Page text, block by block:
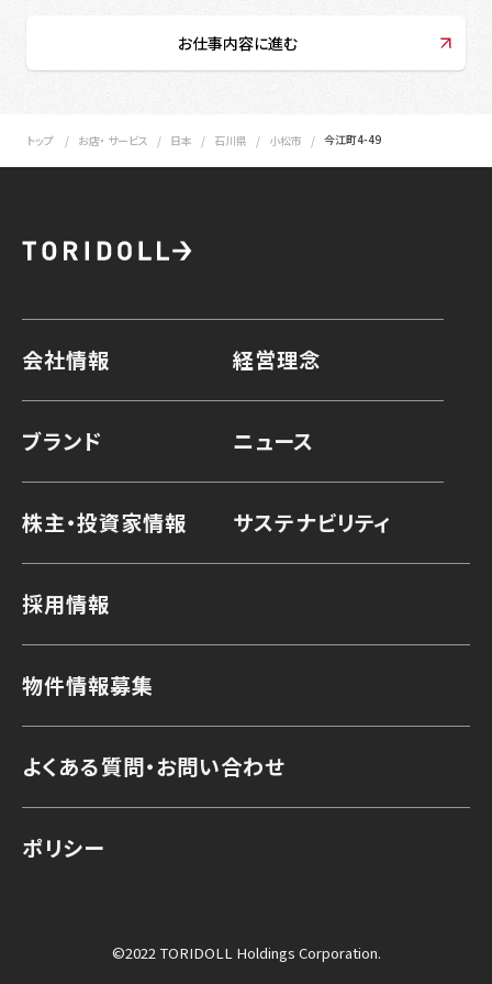
お仕事内容に進む
トップ お店・ サービス 日本 石川県 小松市 今江町4-49
会社情報 経営理念
ブランド ニュース
株主・投資家情報 サステナビリティ
採用情報
物件情報募集
よくある質問・お問い合わせ
ポリシー
©2022 TORIDOLL Holdings Corporation.